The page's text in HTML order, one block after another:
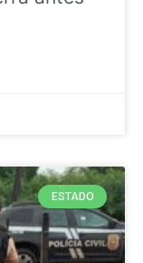
ESTADO